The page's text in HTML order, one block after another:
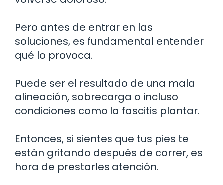
Pero antes de entrar en las
soluciones, es fundamental entender
qué lo provoca.
Puede ser el resultado de una mala
alineación, sobrecarga o incluso
condiciones como la fascitis plantar.
Entonces, si sientes que tus pies te
están gritando después de correr, es
hora de prestarles atención.